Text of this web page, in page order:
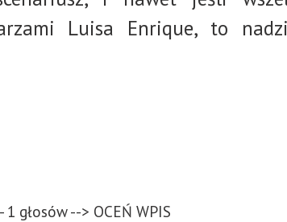
Luisa Enrique, to
1 głosów --> OCEŃ WPIS